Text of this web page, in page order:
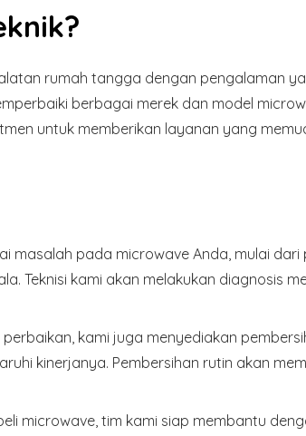
rumah tangga dengan pengalaman
berbagai merek dan model
untuk memberikan layanan yang
masalah pada microwave Anda, mulai
Teknisi kami akan melakukan diagnosis
perbaikan, kami juga menyediakan
kinerjanya. Pembersihan rutin akan
microwave, tim kami siap membantu